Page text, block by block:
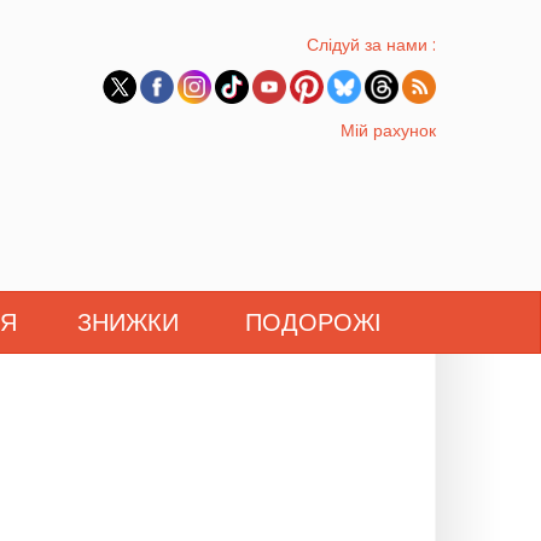
Слідуй за нами :
Мій рахунок
ЗНИЖКИ ПОДОРОЖІ